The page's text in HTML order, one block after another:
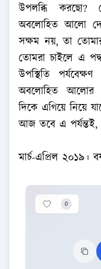
উপলব্ধি করছো?
অবলোহিত আলো
সক্ষম নয়, তা
তোমরা চাইলে এ
উপস্থিতি
অবলোহিত আলোর
দিকে এগিয়ে নিয়ে
আজ তবে এ পর্যন্তই,
মার্চ-এপ্রিল ২০১৯।
0